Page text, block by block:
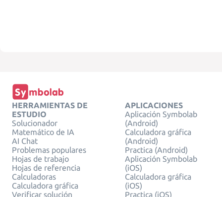
HERRAMIENTAS DE
ESTUDIO
Solucionador
Matemático de IA
AI Chat
Problemas populares
Hojas de trabajo
Hojas de referencia
Calculadoras
Calculadora gráfica
Verificar solución
APLICACIONES
Aplicación Symbolab
(Android)
Calculadora gráfica
(Android)
Practica (Android)
Aplicación Symbolab
(iOS)
Calculadora gráfica
(iOS)
Practica (iOS)